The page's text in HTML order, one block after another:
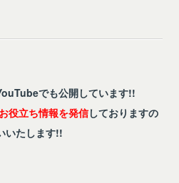
でも公開しています!!
役立ち情報を発信しておりますの
いたします!!